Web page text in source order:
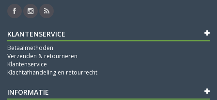
KLANTENSERVICE
Betaalmethoden
Verzenden & retourneren
Klantenservice
Klachtafhandeling en retourrecht
INFORMATIE